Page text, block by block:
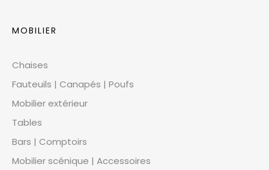
MOBILIER
Chaises
Fauteuils | Canapés | Poufs
Mobilier extérieur
Tables
Bars | Comptoirs
Mobilier scénique | Accessoires